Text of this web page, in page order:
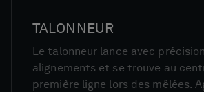
TALONNEUR
Le talonneur lance avec
alignements et se trouve au
première ligne lors des mêlées.